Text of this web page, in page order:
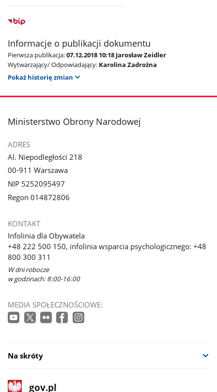
Informacje o publikacji dokumentu
Pierwsza publikacja:07.12.2018 10:18 Jarosław Zeidler
Wytwarzający/ Odpowiadający: Karolina Zadrożna
Pokaż historię zmian
stopka
Ministerstwo Obrony Narodowej
ADRES
Al. Niepodległości 218
00-911 Warszawa
NIP 5252095497
Regon 014872806
KONTAKT
Infolinia dla Obywatela
+48 222 500 150, infolinia wsparcia psychologicznego: +48
800 300 311
W dni robocze
w godzinach: 8:00-16:00
MEDIA SPOŁECZNOŚCIOWE:
Na skróty
stopkaStrona
gov.pl